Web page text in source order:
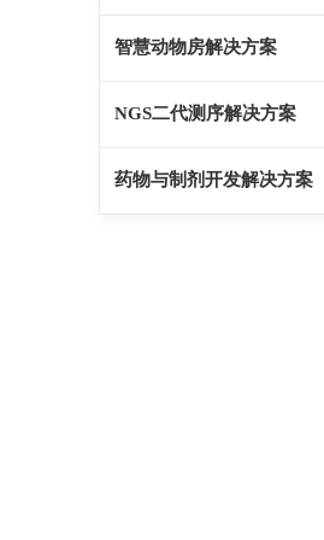
智慧动物房解决方案
NGS二代测序解决方案
药物与制剂开发解决方案